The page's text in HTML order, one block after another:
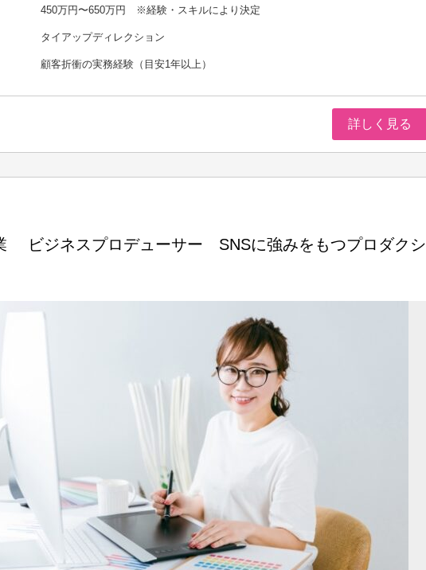
450万円〜650万円 ※経験・スキルにより決定
タイアップディレクション
顧客折衝の実務経験（目安1年以上）
詳しく見る
ビジネスプロデューサー SNSに強みをもつプロダクシ